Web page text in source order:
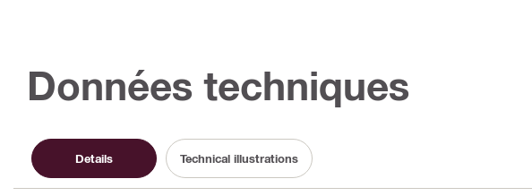
Données techniques
Details Technical illustrations